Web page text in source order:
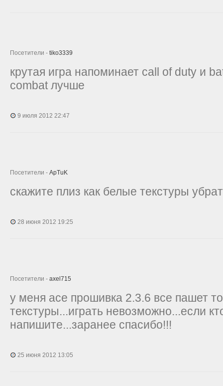
Посетители - tiko3339
крутая игра напоминает call of duty и
combat лучше
9 июля 2012 22:47
Посетители - ApTuK
скажите плиз как белые текстуры
28 июня 2012 19:25
Посетители - axel715
у меня ace прошивка 2.3.6 все пашет
текстуры...играть невозможно...если
напишите...заранее спасибо!!!
25 июня 2012 13:05